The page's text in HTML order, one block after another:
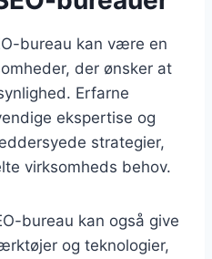
bureau kan være en
der ønsker at
Erfarne
ekspertise og
strategier,
virksomheds behov.
bureau kan også give
og teknologier,